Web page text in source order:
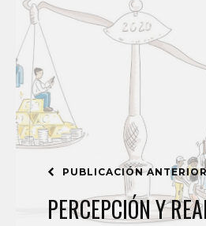
PUBLICACIÓN
PERCEPCIÓN Y